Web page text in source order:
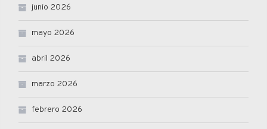
junio 2026
mayo 2026
abril 2026
marzo 2026
febrero 2026